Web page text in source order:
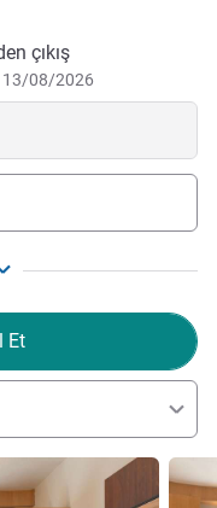
çıkış
13/08/2026
Et